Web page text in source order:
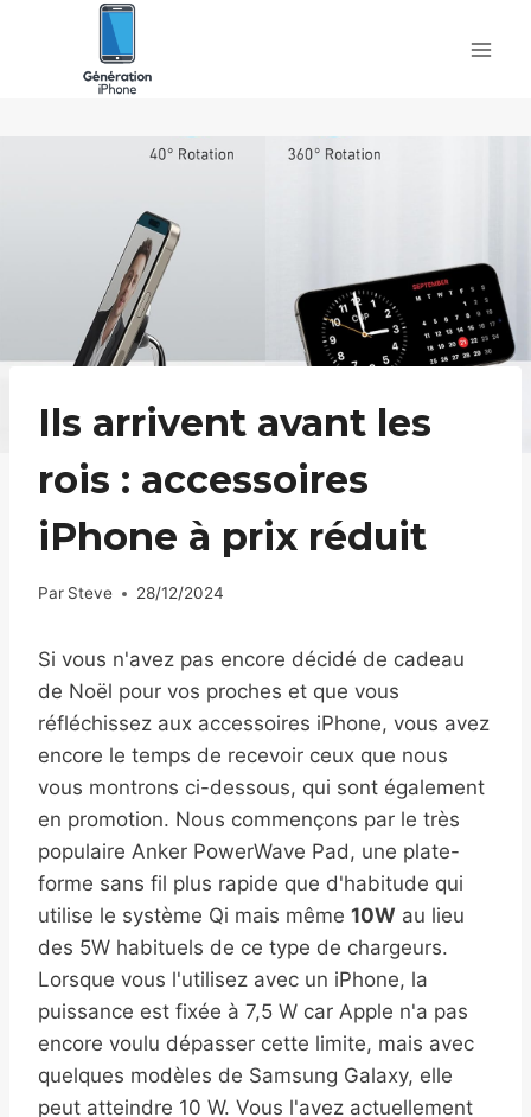
Ils arrivent avant les
rois : accessoires
iPhone à prix réduit
Par Steve 28/12/2024
Si vous n'avez pas encore décidé de cadeau
de Noël pour vos proches et que vous
réfléchissez aux accessoires iPhone, vous avez
encore le temps de recevoir ceux que nous
vous montrons ci-dessous, qui sont également
en promotion. Nous commençons par le très
populaire Anker PowerWave Pad, une plate-
forme sans fil plus rapide que d'habitude qui
utilise le système Qi mais même 10W au lieu
des 5W habituels de ce type de chargeurs.
Lorsque vous l'utilisez avec un iPhone, la
puissance est fixée à 7,5 W car Apple n'a pas
encore voulu dépasser cette limite, mais avec
quelques modèles de Samsung Galaxy, elle
peut atteindre 10 W. Vous l'avez actuellement